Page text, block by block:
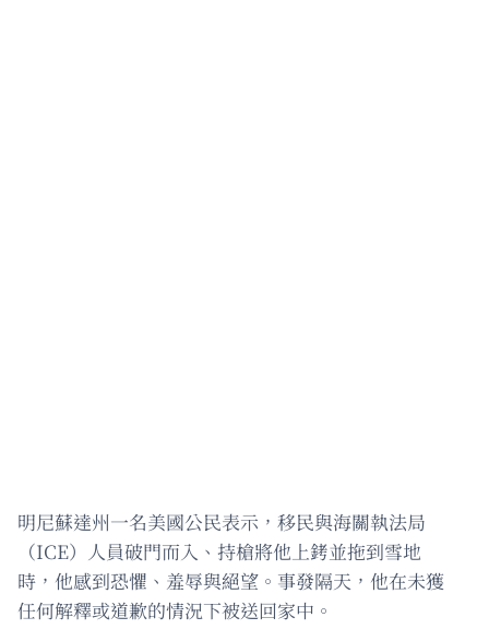
明尼蘇達州一名美國公民表示，移民與海關執法局
（ICE）人員破門而入、持槍將他上銬並拖到雪地
時，他感到恐懼、羞辱與絕望。事發隔天，他在未獲
任何解釋或道歉的情況下被送回家中。